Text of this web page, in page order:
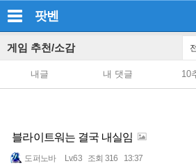
팟벤
게임 추천/소감
내글 내 댓글 10
블라이트워는 결국 내실임
도퍼노바 Lv.63 조회 316 13:37